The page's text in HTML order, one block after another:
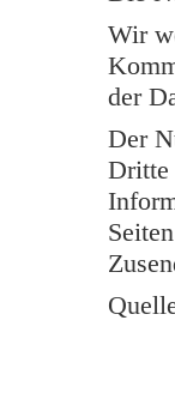
Wir
der
Der
Dritte